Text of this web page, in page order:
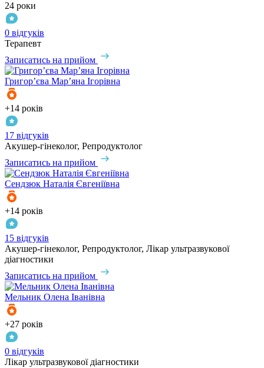
24 роки
0 відгуків
Терапевт
Записатись на прийом
Григор’єва Мар’яна Ігорівна
+14 років
17 відгуків
Акушер-гінеколог, Репродуктолог
Записатись на прийом
Сендзюк Наталія Євгеніївна
+14 років
15 відгуків
Акушер-гінеколог, Репродуктолог, Лікар ультразвукової
діагностики
Записатись на прийом
Мельник Олена Іванівна
+27 років
0 відгуків
Лікар ультразвукової діагностики